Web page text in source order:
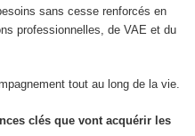
sans cesse renforcés en
professionnelles, de VAE et du
tout au long de la vie.
clés que vont acquérir les